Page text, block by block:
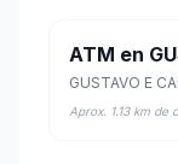
ATM en
Aprox. 1.13 km de